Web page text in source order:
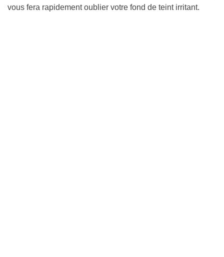
vous fera rapidement oublier votre fond de teint irritant.